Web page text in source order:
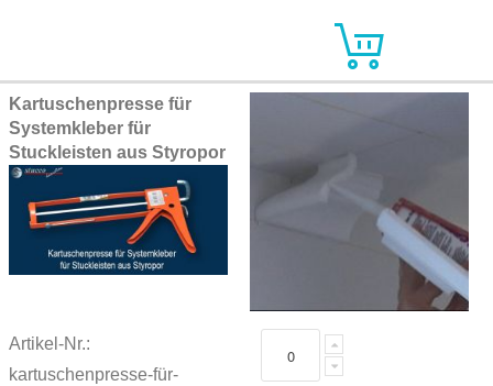
Kartuschenpresse für
Systemkleber für
Stuckleisten aus Styropor
Artikel-Nr.:
kartuschenpresse-für-